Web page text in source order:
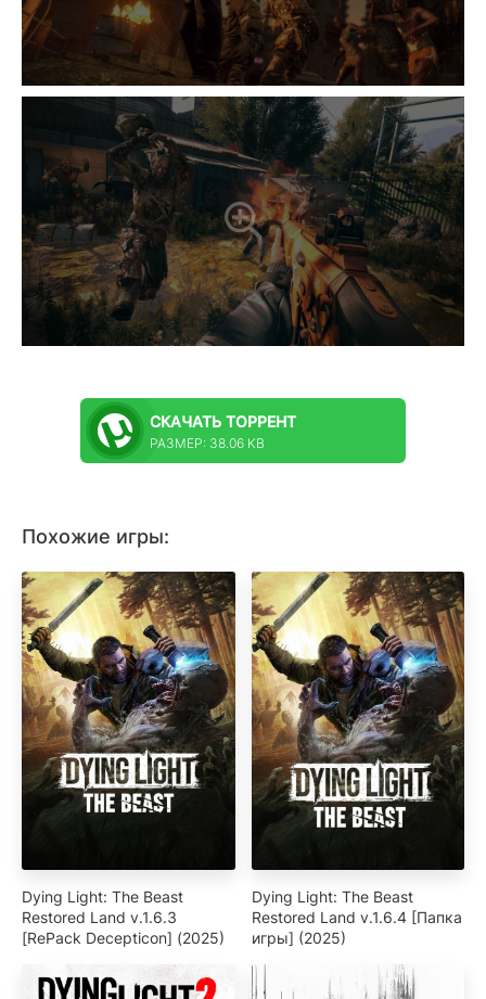
СКАЧАТЬ ТОРРЕНТ
РАЗМЕР: 38.06 KB
Похожие игры:
Dying Light: The Beast
Restored Land v.1.6.3
[RePack Decepticon] (2025)
Dying Light: The Beast
Restored Land v.1.6.4 [Папка
игры] (2025)